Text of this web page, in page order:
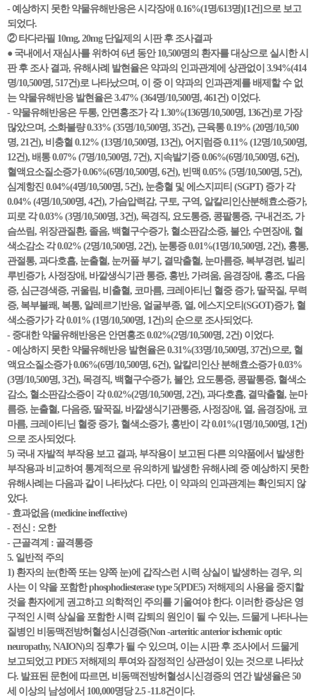
- 예상하지 못한 약물유해반응은 시각장애 0.16%(1명/613명)[1건]으로 보고
되었다.
② 타다라필 10mg, 20mg 단일제의 시판 후 조사결과
● 국내에서 재심사를 위하여 6년 동안 10,500명의 환자를 대상으로 실시한 시
판 후 조사 결과, 유해사례 발현율은 약과의 인과관계에 상관없이 3.94%(414
명/10,500명, 517건)로 나타났으며, 이 중 이 약과의 인과관계를 배제할 수 없
는 약물유해반응 발현율은 3.47% (364명/10,500명, 461건) 이었다.
- 약물유해반응은 두통, 안면홍조가 각 1.30%(136명/10,500명, 136건)로 가장
많았으며, 소화불량 0.33% (35명/10,500명, 35건), 근육통 0.19% (20명/10,500
명, 21건), 비충혈 0.12% (13명/10,500명, 13건), 어지럼증 0.11% (12명/10,500명,
12건), 배통 0.07% (7명/10,500명, 7건), 지속발기증 0.06%(6명/10,500명, 6건),
혈액요소질소증가 0.06%(6명/10,500명, 6건), 빈맥 0.05% (5명/10,500명, 5건),
심계항진 0.04%(4명/10,500명, 5건), 눈충혈 및 에스지피티 (SGPT) 증가 각
0.04% (4명/10,500명, 4건), 가슴압력감, 구토, 구역, 알칼리인산분해효소증가,
피로 각 0.03% (3명/10,500명, 3건), 목경직, 요도통증, 콩팥통증, 구내건조, 가
슴쓰림, 위장관질환, 졸음, 백혈구수증가, 혈소판감소증, 불안, 수면장애, 혈
색소감소 각 0.02% (2명/10,500명, 2건), 눈통증 0.01%(1명/10,500명, 2건), 흉통,
관절통, 과다호흡, 눈출혈, 눈꺼풀 부기, 결막출혈, 눈마름증, 복부경련, 빌리
루빈증가, 사정장애, 바깥생식기관 통증, 홍반, 가려움, 음경장애, 홍조, 다음
증, 심근경색증, 귀울림, 비출혈, 코마름, 크레아티닌 혈중 증가, 딸꾹질, 무력
증, 복부불쾌, 복통, 알레르기반응, 얼굴부종, 열, 에스지오티(SGOT)증가, 혈
색소증가가 각 0.01% (1명/10,500명, 1건)의 순으로 조사되었다.
- 중대한 약물유해반응은 안면홍조 0.02%(2명/10,500명, 2건) 이었다.
- 예상하지 못한 약물유해반응 발현율은 0.31%(33명/10,500명, 37건)으로, 혈
액요소질소증가 0.06%(6명/10,500명, 6건), 알칼리인산 분해효소증가 0.03%
(3명/10,500명, 3건), 목경직, 백혈구수증가, 불안, 요도통증, 콩팥통증, 혈색소
감소, 혈소판감소증이 각 0.02%(2명/10,500명, 2건), 과다호흡, 결막출혈, 눈마
름증, 눈출혈, 다음증, 딸꾹질, 바깥생식기관통증, 사정장애, 열, 음경장애, 코
마름, 크레아티닌 혈중 증가, 혈색소증가, 홍반이 각 0.01%(1명/10,500명, 1건)
으로 조사되었다.
5) 국내 자발적 부작용 보고 결과, 부작용이 보고된 다른 의약품에서 발생한
부작용과 비교하여 통계적으로 유의하게 발생한 유해사례 중 예상하지 못한
유해사례는 다음과 같이 나타났다. 다만, 이 약과의 인과관계는 확인되지 않
았다.
- 효과없음 (medicine ineffective)
- 전신 : 오한
- 근골격계 : 골격통증
5. 일반적 주의
1) 환자의 눈(한쪽 또는 양쪽 눈)에 갑작스런 시력 상실이 발생하는 경우, 의
사는 이 약을 포함한 phosphodiesterase type 5(PDE5) 저해제의 사용을 중지할
것을 환자에게 권고하고 의학적인 주의를 기울여야 한다. 이러한 증상은 영
구적인 시력 상실을 포함한 시력 감퇴의 원인이 될 수 있는, 드물게 나타나는
질병인 비동맥전방허혈성시신경증(Non -arteritic anterior ischemic optic
neuropathy, NAION)의 징후가 될 수 있으며, 이는 시판 후 조사에서 드물게
보고되었고 PDE5 저해제의 투여와 잠정적인 상관성이 있는 것으로 나타났
다. 발표된 문헌에 따르면, 비동맥전방허혈성시신경증의 연간 발생율은 50
세 이상의 남성에서 100,000명당 2.5 -11.8건이다.